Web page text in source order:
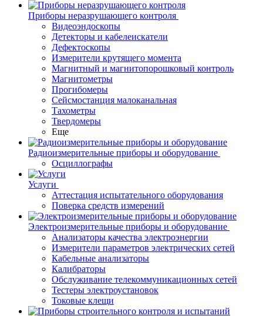
Приборы неразрушающего контроля
Видеоэндоскопы
Детекторы и кабелеискатели
Дефектоскопы
Измерители крутящего момента
Магнитный и магнитопорошковый контроль
Магнитометры
Прогибомеры
Сейсмостанция малоканальная
Тахометры
Твердомеры
Еще
Радиоизмерительные приборы и оборудование
Осциллографы
Услуги
Аттестация испытательного оборудования
Поверка средств измерений
Электроизмерительные приборы и оборудование
Анализаторы качества электроэнергии
Измерители параметров электрических сетей
Кабельные анализаторы
Калибраторы
Обслуживание телекоммуникационных сетей
Тестеры электроустановок
Токовые клещи